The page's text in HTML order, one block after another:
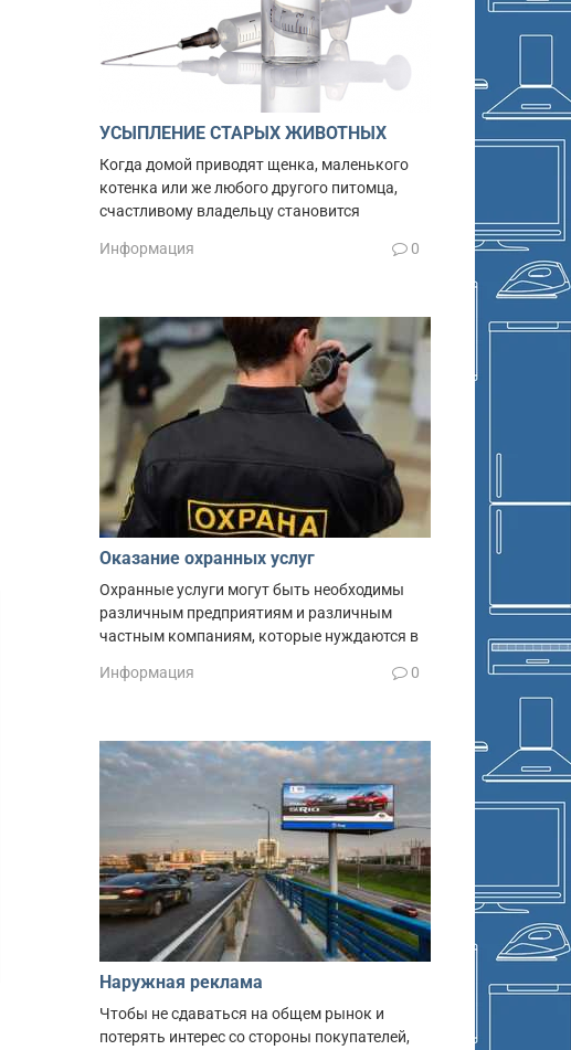
УСЫПЛЕНИЕ СТАРЫХ ЖИВОТНЫХ
Когда домой приводят щенка, маленького
котенка или же любого другого питомца,
счастливому владельцу становится
Информация 0
Оказание охранных услуг
Охранные услуги могут быть необходимы
различным предприятиям и различным
частным компаниям, которые нуждаются в
Информация 0
Наружная реклама
Чтобы не сдаваться на общем рынок и
потерять интерес со стороны покупателей,